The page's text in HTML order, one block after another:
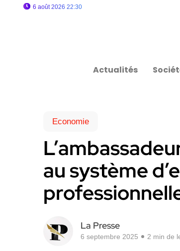
6 août 2026 22:30
Actualités
Economie
au système
La Presse
6 septembre 2025 2 min de